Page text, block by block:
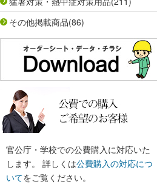
その他掲載商品(86)
官公庁・学校での公費購入に対応いた
します。 詳しくは公費購入の対応につ
いてをご覧ください。